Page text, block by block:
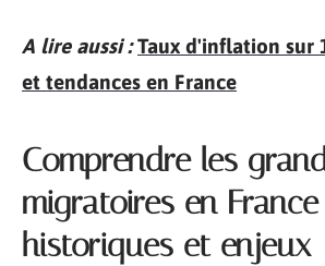
A lire aussi : Taux d'inflation sur
et tendances en France
Comprendre les
migratoires en
historiques et enjeux